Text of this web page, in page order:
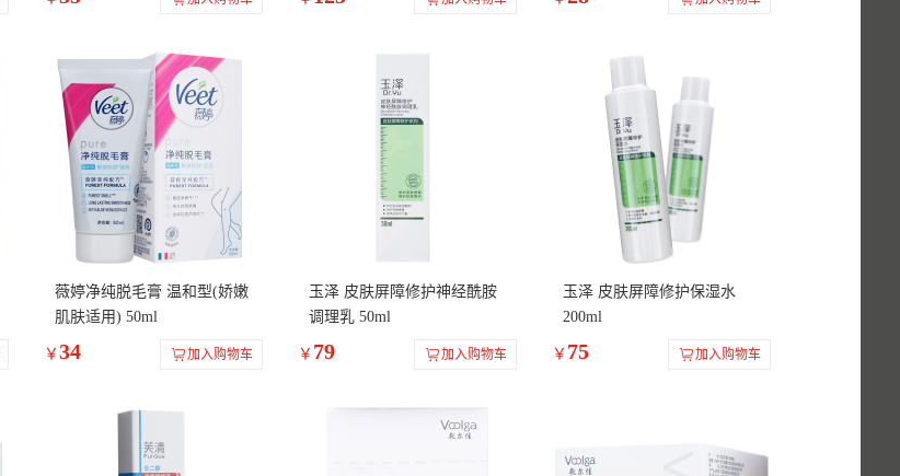
薇婷净纯脱毛膏 温和型(娇嫩
肌肤适用) 50ml
￥ 34 加入购物车
玉泽 皮肤屏障修护神经酰胺
调理乳 50ml
￥ 79 加入购物车
玉泽 皮肤屏障修护保湿水
200ml
￥ 75 加入购物车